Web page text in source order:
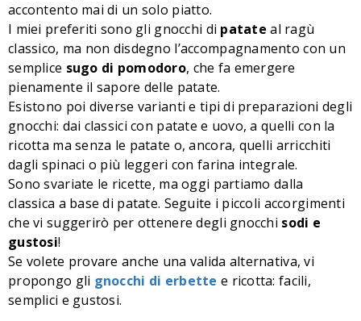
accontento mai di un solo piatto.
I miei preferiti sono gli gnocchi di patate al ragù
classico, ma non disdegno l’accompagnamento con un
semplice sugo di pomodoro, che fa emergere
pienamente il sapore delle patate.
Esistono poi diverse varianti e tipi di preparazioni degli
gnocchi: dai classici con patate e uovo, a quelli con la
ricotta ma senza le patate o, ancora, quelli arricchiti
dagli spinaci o più leggeri con farina integrale.
Sono svariate le ricette, ma oggi partiamo dalla
classica a base di patate. Seguite i piccoli accorgimenti
che vi suggerirò per ottenere degli gnocchi sodi e
gustosi!
Se volete provare anche una valida alternativa, vi
propongo gli gnocchi di erbette e ricotta: facili,
semplici e gustosi.